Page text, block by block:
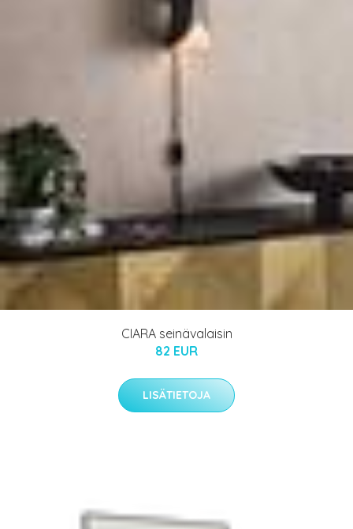
CIARA seinävalaisin
82 EUR
LISÄTIETOJA